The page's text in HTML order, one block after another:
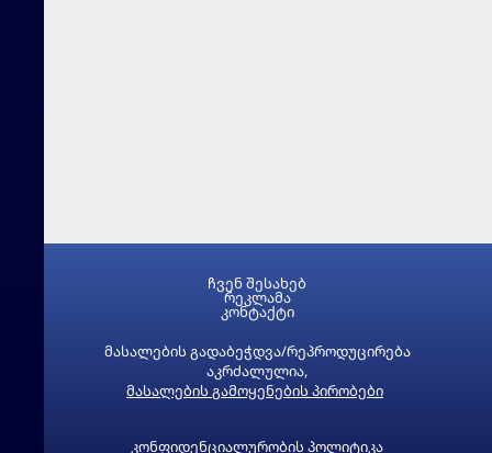
მასალების გადაბეჭდვა/რეპროდუცირება
აკრძალულია,
მასალების გამოყენების პირობები
კონფიდენციალურობის პოლიტიკა
ჩვენ შესახებ
რეკლამა
კონტაქტი